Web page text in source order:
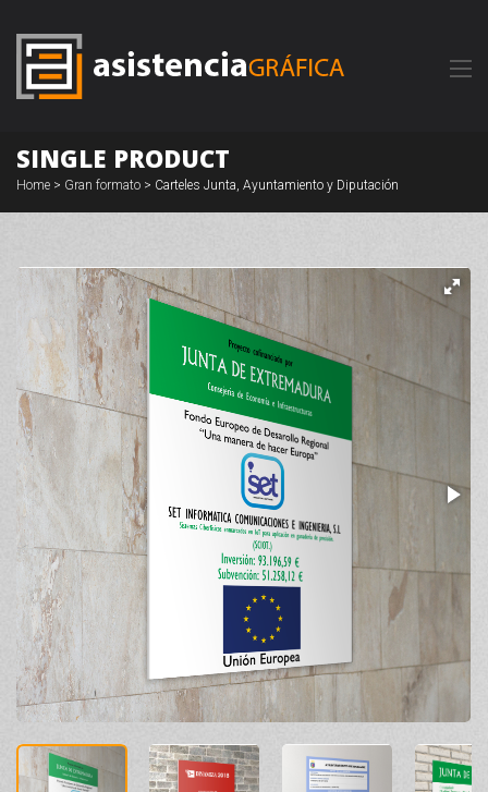
SINGLE PRODUCT
Home > Gran formato > Carteles Junta, Ayuntamiento y Diputación